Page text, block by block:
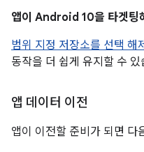
앱이 Android 10을 타겟팅
범위 지정 저장소를 선택 해
동작을 더 쉽게 유지할 수 있
앱 데이터 이전
앱이 이전할 준비가 되면 다